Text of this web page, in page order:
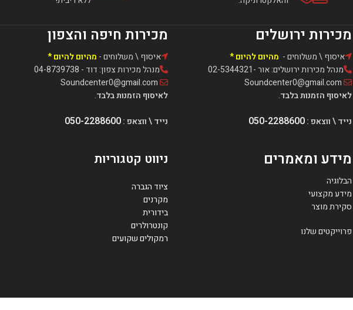
מכירות חיפה והצפון
איסוף \ משלוחים - מהיום להיום *
מנהל מכירות צפון: דוד - 04-8739738
Soundcenter0@gmail.com
לאיסוף הזמנות בלבד.
נייד \ ווצאפ :050-2288600
ניווט קטגוריות
ציוד הגברה
מקרנים
בידורית
קונטרולרים
רמקולים שקועים
מכירות ירושלים
איסוף \ משלוחים - מהיום להיום *
מנהל מכירות ירושלים: אור -02-5344321
Soundcenter0@gmail.com
לאיסוף הזמנות בלבד.
נייד \ ווצאפ :050-2288600
מידע ומאמרים
הבלוגיה
מידע מקצועי
סקירת מוצר
פרוייקטים שלנו